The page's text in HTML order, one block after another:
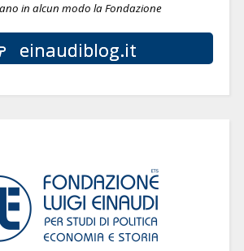
in alcun modo la Fondazione
einaudiblog.it